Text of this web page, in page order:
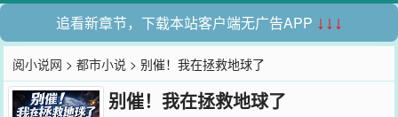
追看新章节，下载本站客户端无广告APP ↓↓↓
阅小说网 >都市小说 > 别催！我在拯救地球了
别催！我在拯救地球了